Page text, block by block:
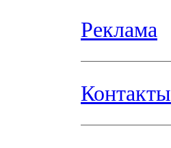
Реклама
Контакты